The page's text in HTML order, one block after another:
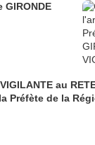
au
Préfète de la